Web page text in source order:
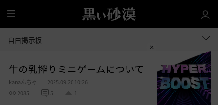
全
体
自由掲示板
牛の乳搾りミニゲームについて
kanaんちゃ
2025.09.20 10:26
2085
5 1